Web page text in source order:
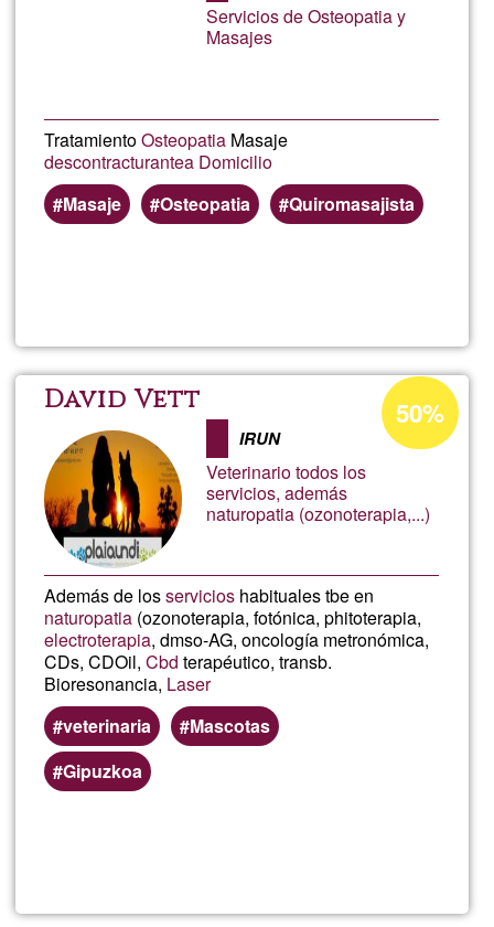
Servicios de Osteopatia y
Masajes
TratamientoOsteopatia Masaje
descontracturantea Domicilio
Masaje
Osteopatia Quiromasajista
a
David Vett
IRUN
Veterinario todos los
servicios, además
naturopatia (ozonoterapia,...)
Además de losservicios habituales tbe en
naturopatia (ozonoterapia, fotónica, phitoterapia,
electroterapia, dmso-AG, oncología metronómica,
CDs, CDOil,Cbd terapéutico, transb.
Bioresonancia, Laser
veterinaria
Mascotas
Gipuzkoa
Prozentuale
Annahme
50%